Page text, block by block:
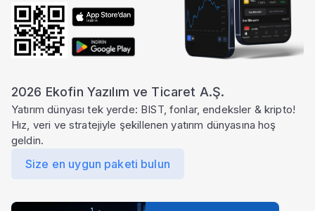
2026 Ekofin Yazılım ve Ticaret A.Ş.
Yatırım dünyası tek yerde: BIST, fonlar, endeksler & kripto!
Hız, veri ve stratejiyle şekillenen yatırım dünyasına hoş
geldin.
Size en uygun paketi bulun